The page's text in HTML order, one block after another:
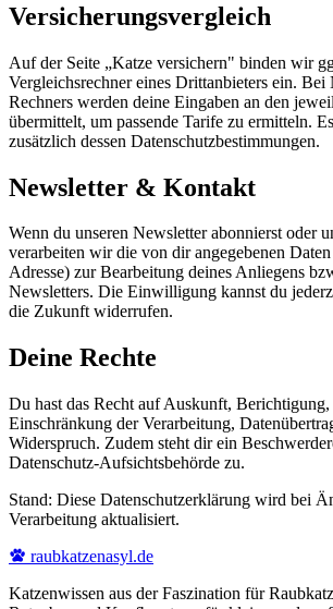
Versicherungsvergleich
Auf der Seite „Katze versichern" binden wir
Vergleichsrechner eines Drittanbieters ein. Bei
Rechners werden deine Eingaben an den
übermittelt, um passende Tarife zu ermitteln.
zusätzlich dessen Datenschutzbestimmungen.
Newsletter & Kontakt
Wenn du unseren Newsletter abonnierst oder
verarbeiten wir die von dir angegebenen
Adresse) zur Bearbeitung deines Anliegens
Newsletters. Die Einwilligung kannst du
die Zukunft widerrufen.
Deine Rechte
Du hast das Recht auf Auskunft,
Einschränkung der Verarbeitung,
Widerspruch. Zudem steht dir ein
Datenschutz-Aufsichtsbehörde zu.
Stand: Diese Datenschutzerklärung wird bei
Verarbeitung aktualisiert.
raubkatzenasyl.de
Katzenwissen aus der Faszination für